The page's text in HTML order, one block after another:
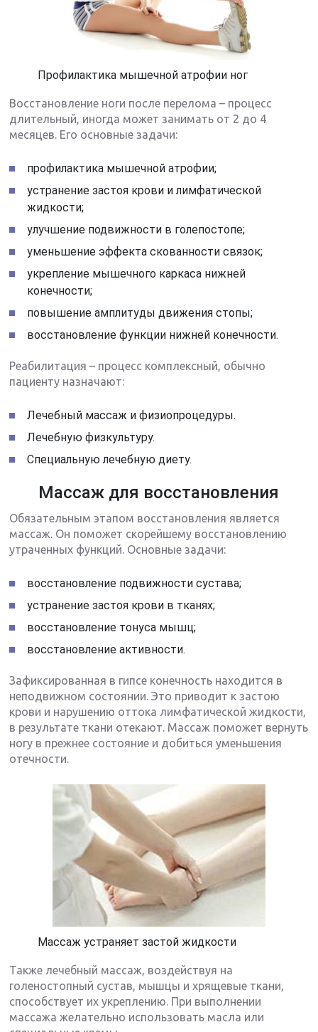
Профилактика мышечной атрофии ног
Восстановление ноги после перелома – процесс
длительный, иногда может занимать от 2 до 4
месяцев. Его основные задачи:
профилактика мышечной атрофии;
устранение застоя крови и лимфатической
жидкости;
улучшение подвижности в голепостопе;
уменьшение эффекта скованности связок;
укрепление мышечного каркаса нижней
конечности;
повышение амплитуды движения стопы;
восстановление функции нижней конечности.
Реабилитация – процесс комплексный, обычно
пациенту назначают:
Лечебный массаж и физиопроцедуры.
Лечебную физкультуру.
Специальную лечебную диету.
Массаж для восстановления
Обязательным этапом восстановления является
массаж. Он поможет скорейшему восстановлению
утраченных функций. Основные задачи:
восстановление подвижности сустава;
устранение застоя крови в тканях;
восстановление тонуса мышц;
восстановление активности.
Зафиксированная в гипсе конечность находится в
неподвижном состоянии. Это приводит к застою
крови и нарушению оттока лимфатической жидкости,
в результате ткани отекают. Массаж поможет вернуть
ногу в прежнее состояние и добиться уменьшения
отечности.
Массаж устраняет застой жидкости
Также лечебный массаж, воздействуя на
голеностопный сустав, мышцы и хрящевые ткани,
способствует их укреплению. При выполнении
массажа желательно использовать масла или